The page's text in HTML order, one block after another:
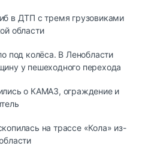
в ДТП с тремя грузовиками
области
под колёса. В Ленобласти
у пешеходного перехода
о КАМАЗ, ограждение и
на трассе «Кола» из-